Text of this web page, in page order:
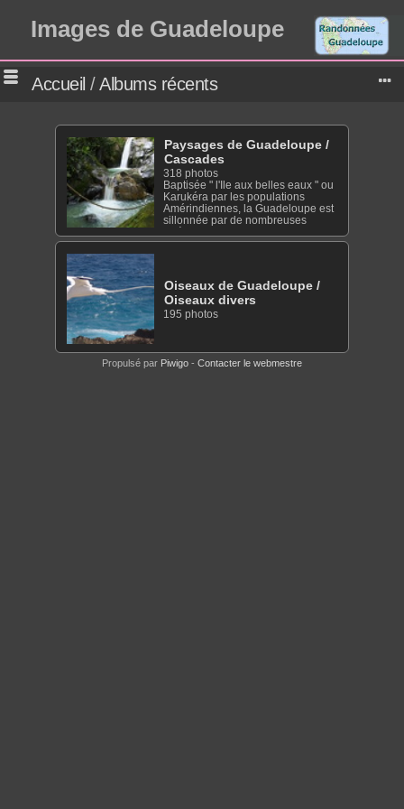
Images de Guadeloupe
Accueil /Albums récents
Paysages de Guadeloupe/
Cascades
318 photos
Baptisée " l'Ile aux belles eaux " ou
Karukéra par les populations
Amérindiennes, la Guadeloupe est
sillonnée par de nombreuses
ou sauts, descendent des
véritables piscines qui invitent à la
baignade.
Oiseaux de Guadeloupe/
Oiseaux divers
195 photos
Propulsé par Piwigo - Contacter le webmestre